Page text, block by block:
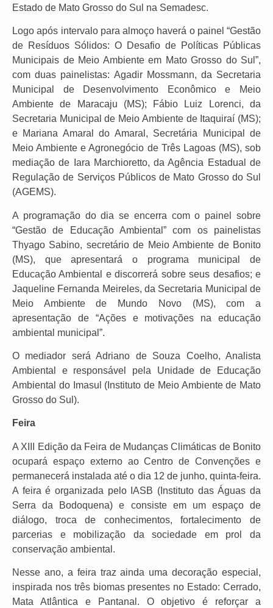
Estado de Mato Grosso do Sul na Semadesc.
Logo após intervalo para almoço haverá o painel “Gestão
de Resíduos Sólidos: O Desafio de Políticas Públicas
Municipais de Meio Ambiente em Mato Grosso do Sul”,
com duas painelistas: Agadir Mossmann, da Secretaria
Municipal de Desenvolvimento Econômico e Meio
Ambiente de Maracaju (MS); Fábio Luiz Lorenci, da
Secretaria Municipal de Meio Ambiente de Itaquiraí (MS);
e Mariana Amaral do Amaral, Secretária Municipal de
Meio Ambiente e Agronegócio de Três Lagoas (MS), sob
mediação de Iara Marchioretto, da Agência Estadual de
Regulação de Serviços Públicos de Mato Grosso do Sul
(AGEMS).
A programação do dia se encerra com o painel sobre
“Gestão de Educação Ambiental” com os painelistas
Thyago Sabino, secretário de Meio Ambiente de Bonito
(MS), que apresentará o programa municipal de
Educação Ambiental e discorrerá sobre seus desafios; e
Jaqueline Fernanda Meireles, da Secretaria Municipal de
Meio Ambiente de Mundo Novo (MS), com a
apresentação de “Ações e motivações na educação
ambiental municipal”.
O mediador será Adriano de Souza Coelho, Analista
Ambiental e responsável pela Unidade de Educação
Ambiental do Imasul (Instituto de Meio Ambiente de Mato
Grosso do Sul).
Feira
A XIII Edição da Feira de Mudanças Climáticas de Bonito
ocupará espaço externo ao Centro de Convenções e
permanecerá instalada até o dia 12 de junho, quinta-feira.
A feira é organizada pelo IASB (Instituto das Águas da
Serra da Bodoquena) e consiste em um espaço de
diálogo, troca de conhecimentos, fortalecimento de
parcerias e mobilização da sociedade em prol da
conservação ambiental.
Nesse ano, a feira traz ainda uma decoração especial,
inspirada nos três biomas presentes no Estado: Cerrado,
Mata Atlântica e Pantanal. O objetivo é reforçar a